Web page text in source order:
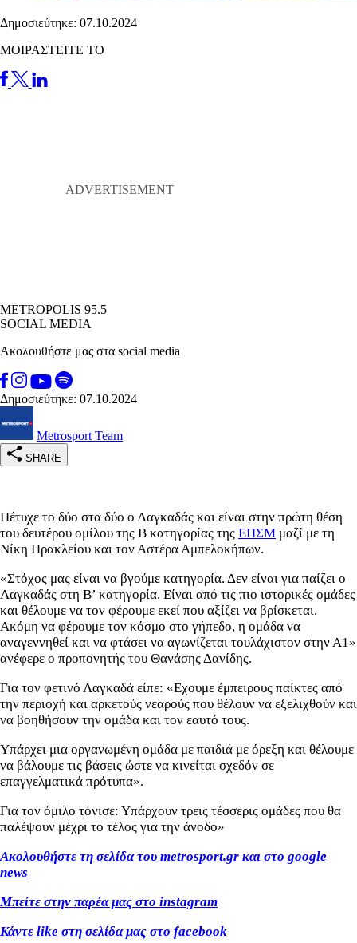
Δημοσιεύτηκε: 07.10.2024
ΜΟΙΡΑΣΤΕΙΤΕ ΤΟ
METROPOLIS 95.5
SOCIAL MEDIA
Ακολουθήστε μας στα social media
Δημοσιεύτηκε: 07.10.2024
Metrosport Team
SHARE
Πέτυχε το δύο στα δύο ο Λαγκαδάς και είναι στην πρώτη θέση
του δευτέρου ομίλου της Β κατηγορίας της ΕΠΣΜ μαζί με τη
Νίκη Ηρακλείου και τον Αστέρα Αμπελοκήπων.
«Στόχος μας είναι να βγούμε κατηγορία. Δεν είναι για παίζει ο
Λαγκαδάς στη Β’ κατηγορία. Είναι από τις πιο ιστορικές ομάδες
και θέλουμε να τον φέρουμε εκεί που αξίζει να βρίσκεται.
Ακόμη να φέρουμε τον κόσμο στο γήπεδο, η ομάδα να
αναγεννηθεί και να φτάσει να αγωνίζεται τουλάχιστον στην Α1»
ανέφερε ο προπονητής του Θανάσης Δανίδης.
Για τον φετινό Λαγκαδά είπε: «Εχουμε έμπειρους παίκτες από
την περιοχή και αρκετούς νεαρούς που θέλουν να εξελιχθούν και
να βοηθήσουν την ομάδα και τον εαυτό τους.
Υπάρχει μια οργανωμένη ομάδα με παιδιά με όρεξη και θέλουμε
να βάλουμε τις βάσεις ώστε να κινείται σχεδόν σε
επαγγελματικά πρότυπα».
Για τον όμιλο τόνισε: Υπάρχουν τρεις τέσσερις ομάδες που θα
παλέψουν μέχρι το τέλος για την άνοδο»
Ακολουθήστε τη σελίδα του metrosport.gr και στο google
news
Μπείτε στην παρέα μας στο instagram
Κάντε like στη σελίδα μας στο facebook